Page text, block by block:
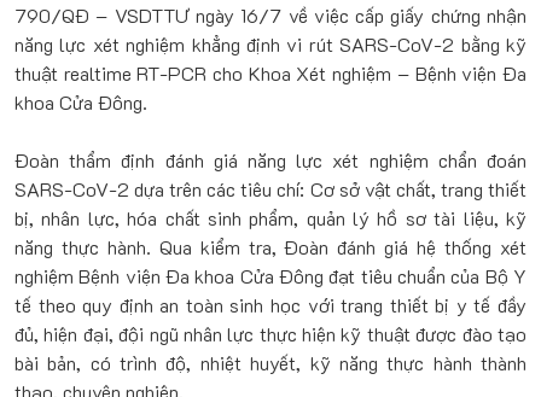
790/QĐ – VSDTTƯ ngày 16/7 về việc cấp giấy chứng nhận
năng lực xét nghiệm khẳng định vi rút SARS-CoV-2 bằng kỹ
thuật realtime RT-PCR cho Khoa Xét nghiệm – Bệnh viện Đa
khoa Cửa Đông.
Đoàn thẩm định đánh giá năng lực xét nghiệm chẩn đoán
SARS-CoV-2 dựa trên các tiêu chí: Cơ sở vật chất, trang thiết
bị, nhân lực, hóa chất sinh phẩm, quản lý hồ sơ tài liệu, kỹ
năng thực hành. Qua kiểm tra, Đoàn đánh giá hệ thống xét
nghiệm Bệnh viện Đa khoa Cửa Đông đạt tiêu chuẩn của Bộ Y
tế theo quy định an toàn sinh học với trang thiết bị y tế đầy
đủ, hiện đại, đội ngũ nhân lực thực hiện kỹ thuật được đào tạo
bài bản, có trình độ, nhiệt huyết, kỹ năng thực hành thành
thạo, chuyên nghiệp.